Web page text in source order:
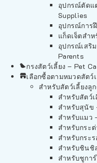
อุปกรณ์ตัดแ
Supplies
อุปกรณ์การ
แก็ดเจ็ตสำ
อุปกรณ์เสริ
Parents
กรงสัตว์เลี้ยง – Pet
เลือกซื้อตามหมวดสัตว์
สำหรับสัตว์เลี้ยงลู
สำหรับสัตว์
สำหรับสุนัข
สำหรับแมว
สำหรับกระ
สำหรับกระ
สำหรับชินชิ
สำหรับชูกา